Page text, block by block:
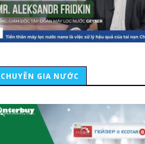
CHUYÊN GIA NƯỚC